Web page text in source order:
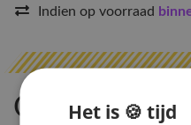
Indien op voorraad
Omschrijving
Het is 🍪 tijd